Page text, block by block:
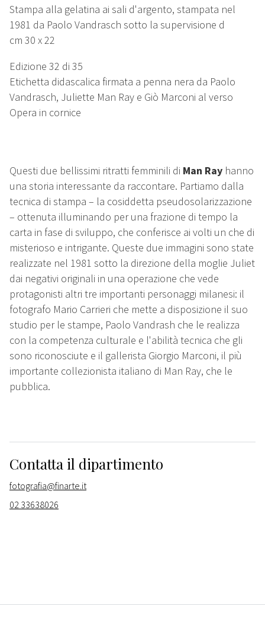
Stampa alla gelatina ai sali d'argento, stampata nel
1981 da Paolo Vandrasch sotto la supervisione d
cm 30 x 22
Edizione 32 di 35
Etichetta didascalica firmata a penna nera da Paolo
Vandrasch, Juliette Man Ray e Giò Marconi al verso
Opera in cornice
Questi due bellissimi ritratti femminili di Man Ray hanno
una storia interessante da raccontare. Partiamo dalla
tecnica di stampa – la cosiddetta pseudosolarizzazione
– ottenuta illuminando per una frazione di tempo la
carta in fase di sviluppo, che conferisce ai volti un che di
misterioso e intrigante. Queste due immagini sono state
realizzate nel 1981 sotto la direzione della moglie Juliet
dai negativi originali in una operazione che vede
protagonisti altri tre importanti personaggi milanesi: il
fotografo Mario Carrieri che mette a disposizione il suo
studio per le stampe, Paolo Vandrash che le realizza
con la competenza culturale e l'abilità tecnica che gli
sono riconosciute e il gallerista Giorgio Marconi, il più
importante collezionista italiano di Man Ray, che le
pubblica.
Contatta il dipartimento
fotografia@finarte.it
02 33638026